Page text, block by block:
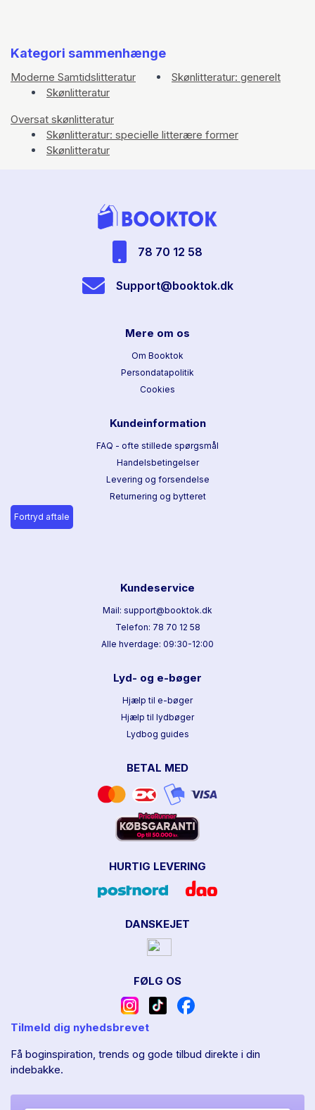
Kategori sammenhænge
Moderne Samtidslitteratur
Skønlitteratur: generelt
Skønlitteratur
Oversat skønlitteratur
Skønlitteratur: specielle litterære former
Skønlitteratur
78 70 12 58
Support@booktok.dk
Mere om os
Om Booktok
Persondatapolitik
Cookies
Kundeinformation
FAQ - ofte stillede spørgsmål
Handelsbetingelser
Levering og forsendelse
Returnering og bytteret
Fortryd aftale
Kundeservice
Mail: support@booktok.dk
Telefon: 78 70 12 58
Alle hverdage: 09:30-12:00
Lyd- og e-bøger
Hjælp til e-bøger
Hjælp til lydbøger
Lydbog guides
BETAL MED
HURTIG LEVERING
DANSKEJET
FØLG OS
Tilmeld dig nyhedsbrevet
Få boginspiration, trends og gode tilbud direkte i din
indebakke.